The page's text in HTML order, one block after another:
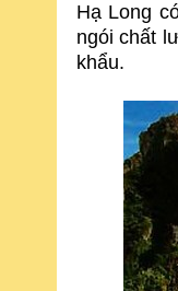
Hạ Long
ngói chất
khẩu.